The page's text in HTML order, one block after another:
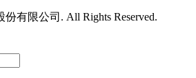
有限公司. All Rights Reserved.